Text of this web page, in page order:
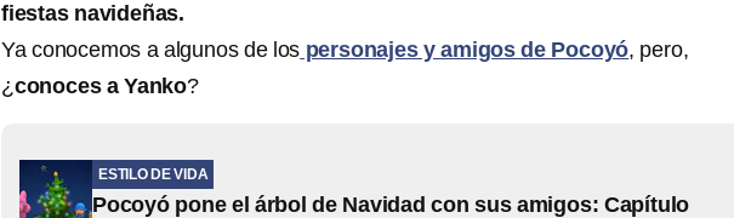
fiestas navideñas.
Ya conocemos a algunos de los personajes y amigos de Pocoyó, pero,
¿conoces a Yanko?
ESTILO DE VIDA
Pocoyó pone el árbol de Navidad con sus amigos: Capítulo